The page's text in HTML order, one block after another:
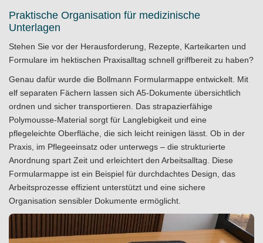
Praktische Organisation für medizinische
Unterlagen
Stehen Sie vor der Herausforderung, Rezepte, Karteikarten und
Formulare im hektischen Praxisalltag schnell griffbereit zu haben?
Genau dafür wurde die Bollmann Formularmappe entwickelt. Mit
elf separaten Fächern lassen sich A5-Dokumente übersichtlich
ordnen und sicher transportieren. Das strapazierfähige
Polymousse-Material sorgt für Langlebigkeit und eine
pflegeleichte Oberfläche, die sich leicht reinigen lässt. Ob in der
Praxis, im Pflegeeinsatz oder unterwegs – die strukturierte
Anordnung spart Zeit und erleichtert den Arbeitsalltag. Diese
Formularmappe ist ein Beispiel für durchdachtes Design, das
Arbeitsprozesse effizient unterstützt und eine sichere
Organisation sensibler Dokumente ermöglicht.